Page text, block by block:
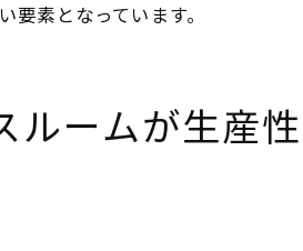
なオフィス環境
ポジティブな効果
クスルームが大阪府で注目される
素となっています。
ームが生産